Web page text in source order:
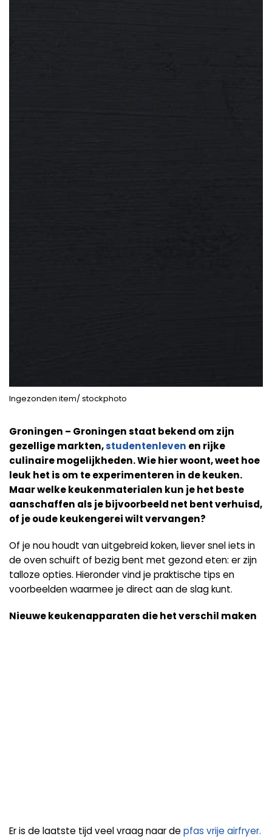
Ingezonden item/ stockphoto
Groningen – Groningen staat bekend om zijn
gezellige markten,studentenleven en rijke
culinaire mogelijkheden. Wie hier woont, weet hoe
leuk het is om te experimenteren in de keuken.
Maar welke keukenmaterialen kun je het beste
aanschaffen als je bijvoorbeeld net bent verhuisd,
of je oude keukengerei wilt vervangen?
Of je nou houdt van uitgebreid koken, liever snel iets in
de oven schuift of bezig bent met gezond eten: er zijn
talloze opties. Hieronder vind je praktische tips en
voorbeelden waarmee je direct aan de slag kunt.
Nieuwe keukenapparaten die het verschil maken
Er is de laatste tijd veel vraag naar de pfas vrije airfryer.